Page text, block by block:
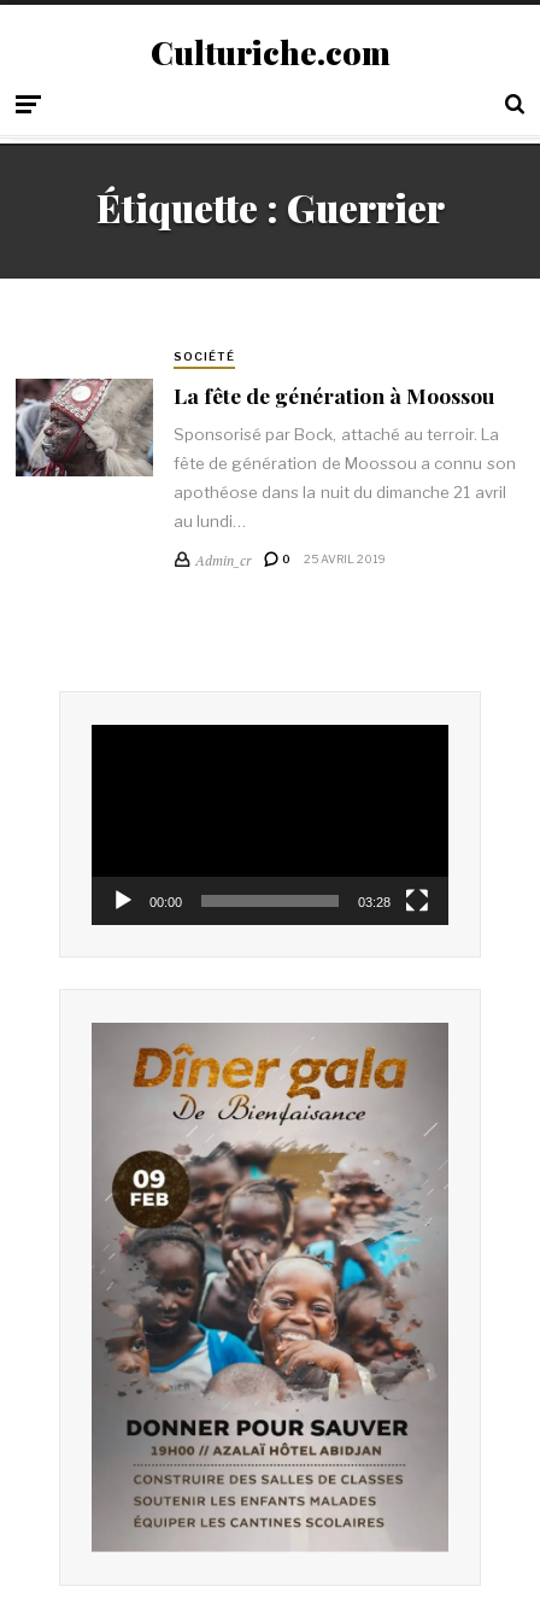
Culturiche.com
Étiquette : Guerrier
SOCIÉTÉ
La fête de génération à Moossou
Sponsorisé par Bock, attaché au terroir. La
fête de génération de Moossou a connu son
apothéose dans la nuit du dimanche 21 avril
au lundi…
Admin_cr 0 25 AVRIL 2019
00:00 03:28